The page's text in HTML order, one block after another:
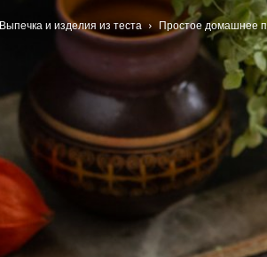
Выпечка и изделия из теста Простое домашнее